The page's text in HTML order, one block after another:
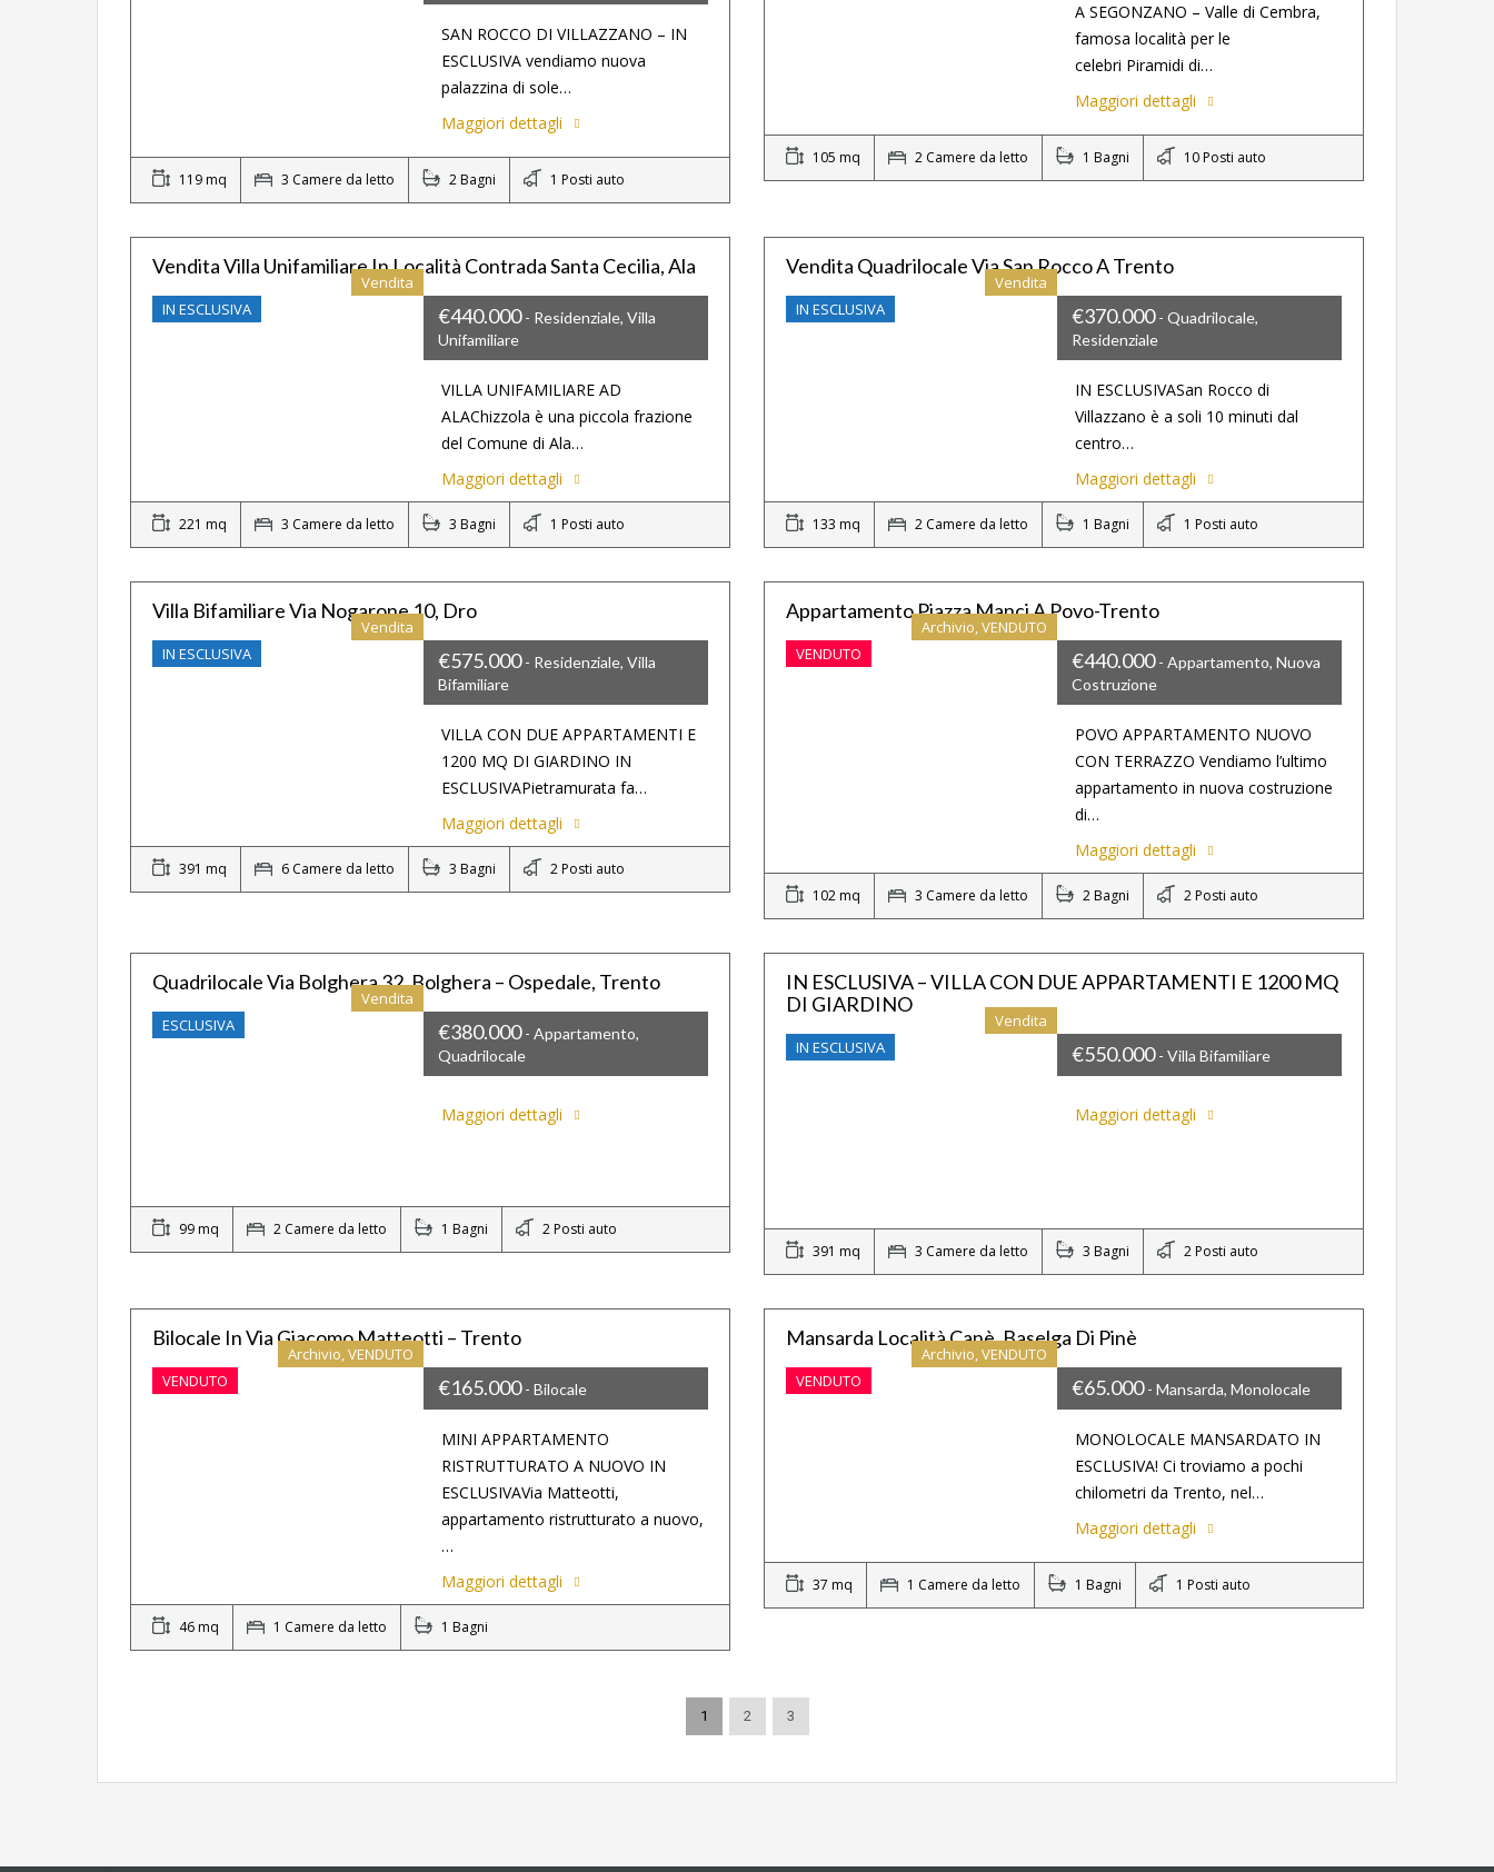
SAN ROCCO DI VILLAZZANO – IN
ESCLUSIVA vendiamo nuova
palazzina di sole…
Maggiori dettagli
119 mq 3 Camere da letto 2 Bagni 1 Posti auto
A SEGONZANO – Valle di Cembra,
famosa località per le
celebri Piramidi di…
Maggiori dettagli
105 mq 2 Camere da letto 1 Bagni 10 Posti auto
Vendita Villa Unifamiliare In Località Contrada Santa Cecilia, Ala
IN ESCLUSIVA
Vendita
€440.000- Residenziale, Villa
Unifamiliare
VILLA UNIFAMILIARE AD
ALAChizzola è una piccola frazione
del Comune di Ala…
Maggiori dettagli
221 mq 3 Camere da letto 3 Bagni 1 Posti auto
Vendita Quadrilocale Via San Rocco A Trento
IN ESCLUSIVA
Vendita
€370.000- Quadrilocale,
Residenziale
IN ESCLUSIVASan Rocco di
Villazzano è a soli 10 minuti dal
centro…
Maggiori dettagli
133 mq 2 Camere da letto 1 Bagni 1 Posti auto
Villa Bifamiliare Via Nogarone 10, Dro
IN ESCLUSIVA
Vendita
€575.000- Residenziale, Villa
Bifamiliare
VILLA CON DUE APPARTAMENTI E
1200 MQ DI GIARDINO IN
ESCLUSIVAPietramurata fa…
Maggiori dettagli
391 mq 6 Camere da letto 3 Bagni 2 Posti auto
Appartamento Piazza Manci A Povo-Trento
VENDUTO
Archivio, VENDUTO
€440.000- Appartamento, Nuova
Costruzione
POVO APPARTAMENTO NUOVO
CON TERRAZZO Vendiamo l’ultimo
appartamento in nuova costruzione
di…
Maggiori dettagli
102 mq 3 Camere da letto 2 Bagni 2 Posti auto
Quadrilocale Via Bolghera 32, Bolghera – Ospedale, Trento
ESCLUSIVA
Vendita
€380.000- Appartamento,
Quadrilocale
Maggiori dettagli
99 mq 2 Camere da letto 1 Bagni 2 Posti auto
IN ESCLUSIVA – VILLA CON DUE APPARTAMENTI E 1200 MQ
DI GIARDINO
IN ESCLUSIVA
Vendita
€550.000- Villa Bifamiliare
Maggiori dettagli
391 mq 3 Camere da letto 3 Bagni 2 Posti auto
Bilocale In Via Giacomo Matteotti – Trento
VENDUTO
Archivio, VENDUTO
€165.000- Bilocale
MINI APPARTAMENTO
RISTRUTTURATO A NUOVO IN
ESCLUSIVAVia Matteotti,
appartamento ristrutturato a nuovo,
…
Maggiori dettagli
46 mq 1 Camere da letto 1 Bagni
Mansarda Località Canè, Baselga Di Pinè
VENDUTO
Archivio, VENDUTO
€65.000- Mansarda, Monolocale
MONOLOCALE MANSARDATO IN
ESCLUSIVA! Ci troviamo a pochi
chilometri da Trento, nel…
Maggiori dettagli
37 mq 1 Camere da letto 1 Bagni 1 Posti auto
1 2 3